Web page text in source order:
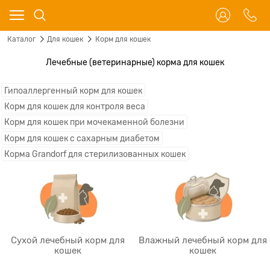
Каталог Для кошек Корм для кошек
Лечебные (ветеринарные) корма для кошек
Гипоаллергенный корм для кошек
Корм для кошек для контроля веса
Корм для кошек при мочекаменной болезни
Корм для кошек с сахарным диабетом
Корма Grandorf для стерилизованных кошек
Сухой лечебный корм для
кошек
Влажный лечебный корм для
кошек